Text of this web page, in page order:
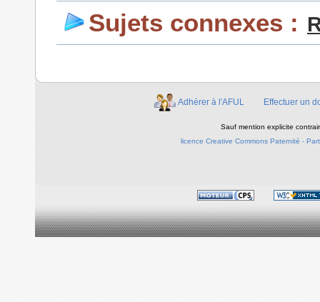
Sujets connexes :
Adhérer à l'AFUL Effectuer un
Sauf mention explicite
licence Creative Commons Paternité -